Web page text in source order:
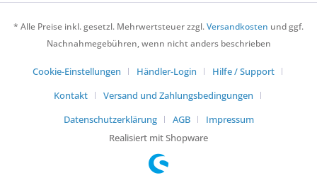
* Alle Preise inkl. gesetzl. Mehrwertsteuer zzgl.Versandkosten und ggf.
Nachnahmegebühren, wenn nicht anders beschrieben
Cookie-Einstellungen Händler-Login
Hilfe / Support
Kontakt
Versand und Zahlungsbedingungen
Datenschutzerklärung
AGB
Impressum
Realisiert mit Shopware